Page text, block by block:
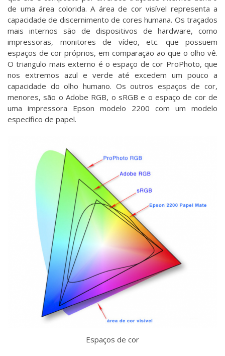
de uma área colorida. A área de cor visível representa a
capacidade de discernimento de cores humana. Os traçados
mais internos são de dispositivos de hardware, como
impressoras, monitores de vídeo, etc. que possuem
espaços de cor próprios, em comparação ao que o olho vê.
O triangulo mais externo é o espaço de cor ProPhoto, que
nos extremos azul e verde até excedem um pouco a
capacidade do olho humano. Os outros espaços de cor,
menores, são o Adobe RGB, o sRGB e o espaço de cor de
uma impressora Epson modelo 2200 com um modelo
específico de papel.
Espaços de cor